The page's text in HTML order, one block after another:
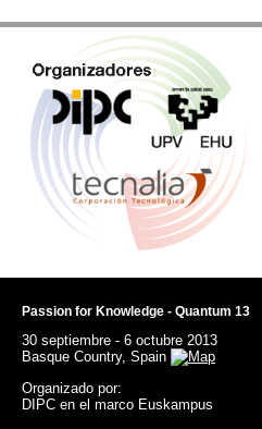
Passion for Knowledge - Quantum 13
30 septiembre - 6 octubre 2013
Basque Country, Spain
Organizado por:
DIPC en el marco Euskampus